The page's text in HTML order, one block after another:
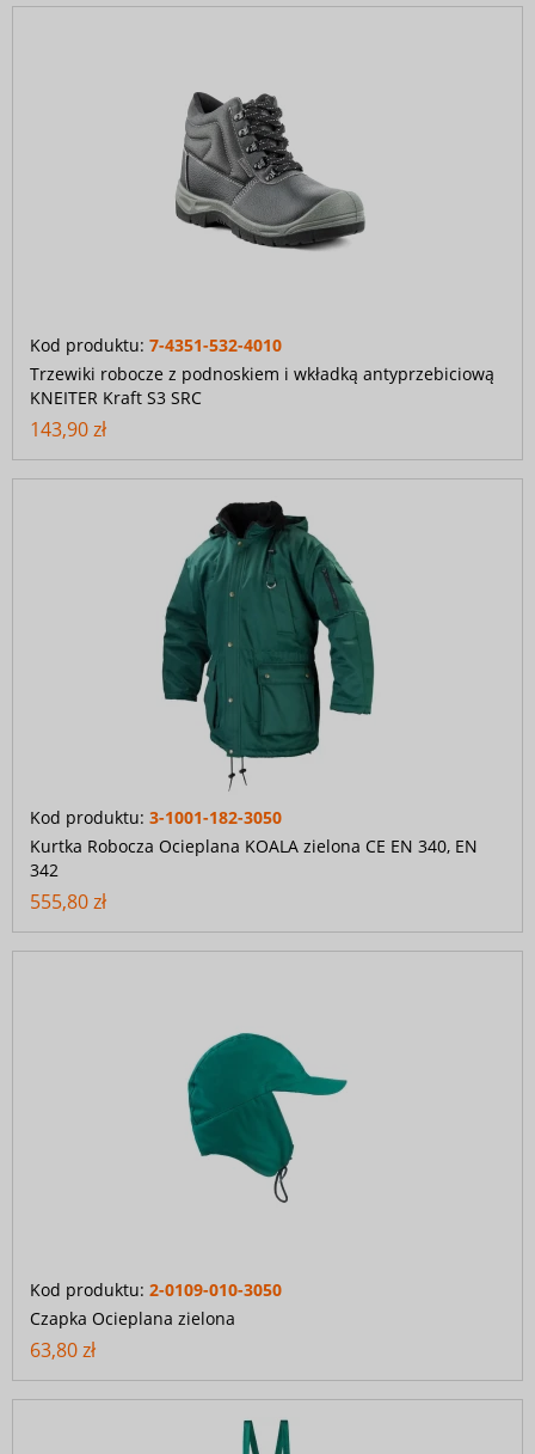
Kod produktu: 7-4351-532-4010
Trzewiki robocze z podnoskiem i wkładką antyprzebiciową
KNEITER Kraft S3 SRC
143,90 zł
Kod produktu: 3-1001-182-3050
Kurtka Robocza Ocieplana KOALA zielona CE EN 340, EN
342
555,80 zł
Kod produktu: 2-0109-010-3050
Czapka Ocieplana zielona
63,80 zł